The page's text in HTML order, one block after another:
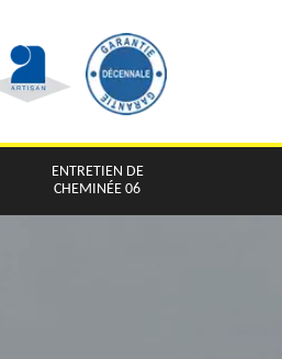
ENTRETIEN DE
CHEMINÉE 06